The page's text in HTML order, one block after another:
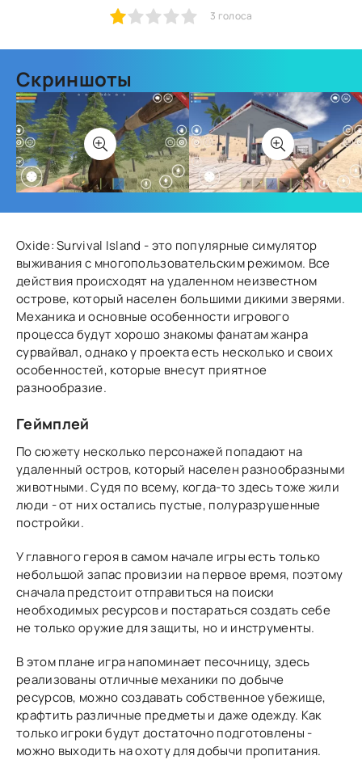
3 голоса
Скриншоты
Oxide: Survival Island - это популярные симулятор
выживания с многопользовательским режимом. Все
действия происходят на удаленном неизвестном
острове, который населен большими дикими зверями.
Механика и основные особенности игрового
процесса будут хорошо знакомы фанатам жанра
сурвайвал, однако у проекта есть несколько и своих
особенностей, которые внесут приятное
разнообразие.
Геймплей
По сюжету несколько персонажей попадают на
удаленный остров, который населен разнообразными
животными. Судя по всему, когда-то здесь тоже жили
люди - от них остались пустые, полуразрушенные
постройки.
У главного героя в самом начале игры есть только
небольшой запас провизии на первое время, поэтому
сначала предстоит отправиться на поиски
необходимых ресурсов и постараться создать себе
не только оружие для защиты, но и инструменты.
В этом плане игра напоминает песочницу, здесь
реализованы отличные механики по добыче
ресурсов, можно создавать собственное убежище,
крафтить различные предметы и даже одежду. Как
только игроки будут достаточно подготовлены -
можно выходить на охоту для добычи пропитания.